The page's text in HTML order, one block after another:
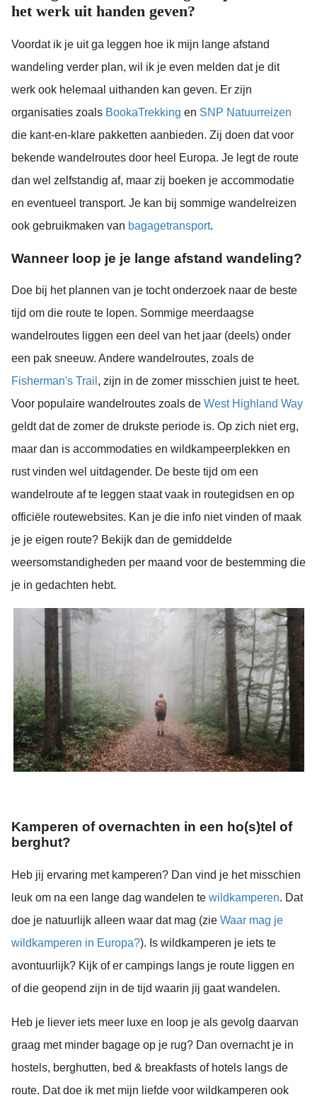
het werk uit handen geven?
Voordat ik je uit ga leggen hoe ik mijn lange afstand
wandeling verder plan, wil ik je even melden dat je dit
werk ook helemaal uithanden kan geven. Er zijn
organisaties zoals BookaTrekking en SNP Natuurreizen
die kant-en-klare pakketten aanbieden. Zij doen dat voor
bekende wandelroutes door heel Europa. Je legt de route
dan wel zelfstandig af, maar zij boeken je accommodatie
en eventueel transport. Je kan bij sommige wandelreizen
ook gebruikmaken van bagagetransport.
Wanneer loop je je lange afstand wandeling?
Doe bij het plannen van je tocht onderzoek naar de beste
tijd om die route te lopen. Sommige meerdaagse
wandelroutes liggen een deel van het jaar (deels) onder
een pak sneeuw. Andere wandelroutes, zoals de
Fisherman's Trail , zijn in de zomer misschien juist te heet.
Voor populaire wandelroutes zoals de West Highland Way
geldt dat de zomer de drukste periode is. Op zich niet erg,
maar dan is accommodaties en wildkampeerplekken en
rust vinden wel uitdagender. De beste tijd om een
wandelroute af te leggen staat vaak in routegidsen en op
officiële routewebsites. Kan je die info niet vinden of maak
je je eigen route? Bekijk dan de gemiddelde
weersomstandigheden per maand voor de bestemming die
je in gedachten hebt.
Kamperen of overnachten in een ho(s)tel of
berghut?
Heb jij ervaring met kamperen? Dan vind je het misschien
leuk om na een lange dag wandelen te wildkamperen. Dat
doe je natuurlijk alleen waar dat mag (zie Waar mag je
wildkamperen in Europa?). Is wildkamperen je iets te
avontuurlijk? Kijk of er campings langs je route liggen en
of die geopend zijn in de tijd waarin jij gaat wandelen.
Heb je liever iets meer luxe en loop je als gevolg daarvan
graag met minder bagage op je rug? Dan overnacht je in
hostels, berghutten, bed & breakfasts of hotels langs de
route. Dat doe ik met mijn liefde voor wildkamperen ook